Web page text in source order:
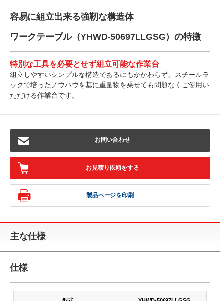
容易に組立出来る強靭な構造体
ワークテーブル（YHWD-50697LLGSG）の特徴
特別な工具を必要とせず組立可能な作業台
組立しやすいシンプルな構造であるにもかかわらず、スチールラ
ックで培ったノウハウを基に重量物を乗せても問題なくご使用い
ただける作業台です。
お問い合わせ
お見積り依頼をする
製品ページを印刷
主な仕様
仕様
型式 YHWD-50697LLGSG